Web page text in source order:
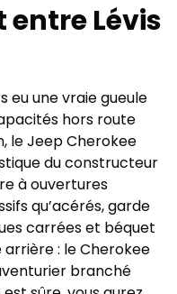
Lévis
eu une vraie gueule
hors route
le Jeep Cherokee
du constructeur
à ouvertures
qu’acérés, garde
carrées et béquet
: le Cherokee
branché